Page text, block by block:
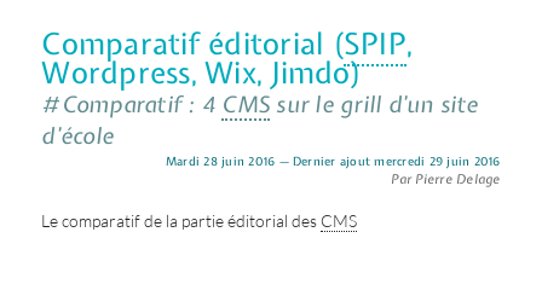
Comparatif éditorial (SPIP,
Wordpress, Wix, Jimdo)
#Comparatif : 4 CMS sur le grill d’un site
d’école
Mardi 28 juin 2016 — Dernier ajout mercredi 29 juin 2016
Par Pierre Delage
Le comparatif de la partie éditorial des CMS